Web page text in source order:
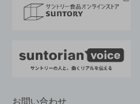
採用情報
お問い合わせ